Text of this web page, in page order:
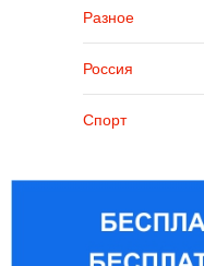
Разное
Россия
Спорт